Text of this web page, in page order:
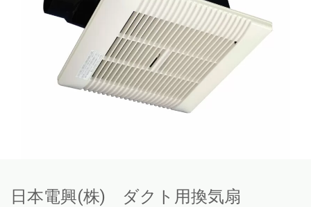
日本電興(株) ダクト用換気扇